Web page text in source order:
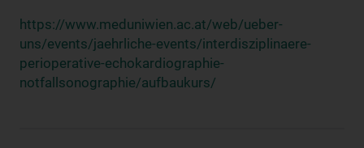
https://www.meduniwien.ac.at/web/ueber-
uns/events/jaehrliche-events/interdisziplinaere-
perioperative-echokardiographie-
notfallsonographie/aufbaukurs/